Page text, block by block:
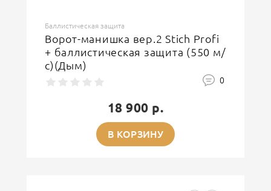
Баллистическая защита
Ворот-манишка вер.2 Stich Profi
+ баллистическая защита (550 м/
с)(Дым)
0
18 900 р.
В КОРЗИНУ